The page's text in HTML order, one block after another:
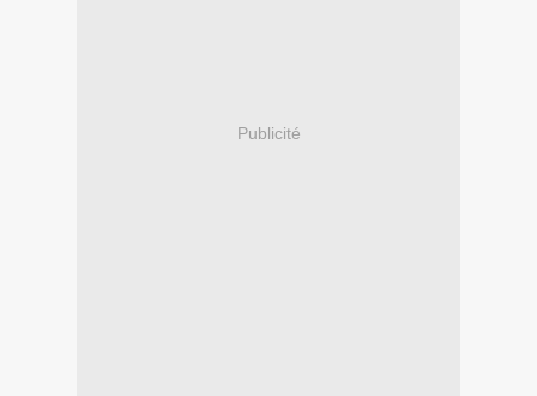
Publicité